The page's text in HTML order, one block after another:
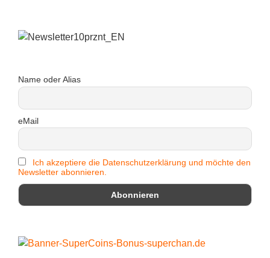
Name oder Alias
eMail
Ich akzeptiere die Datenschutzerklärung und möchte den
Newsletter abonnieren.